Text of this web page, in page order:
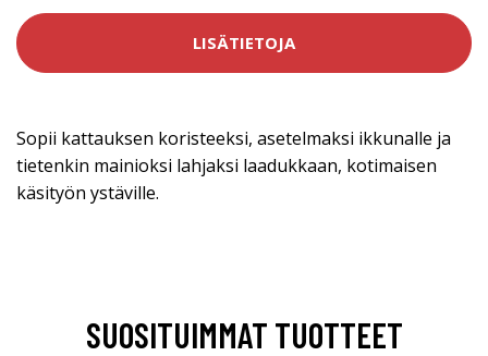
LISÄTIETOJA
Sopii kattauksen koristeeksi, asetelmaksi ikkunalle ja
tietenkin mainioksi lahjaksi laadukkaan, kotimaisen
käsityön ystäville.
SUOSITUIMMAT TUOTTEET